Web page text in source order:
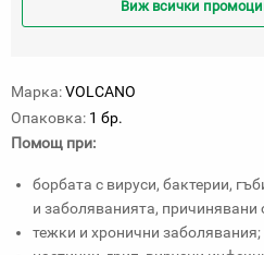
Виж всички
Марка:VOLCANO
Опаковка: 1 бр.
Помощ при:
борбата с вируси, бактерии,
и заболяванията, причинявани
тежки и хронични заболявания;